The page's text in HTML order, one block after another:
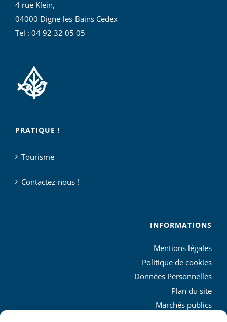
4 rue Klein,
04000 Digne-les-Bains Cedex
Tel : 04 92 32 05 05
PRATIQUE !
Tourisme
Contactez-nous !
INFORMATIONS
Mentions légales
Politique de cookies
Données Personnelles
Plan du site
Marchés publics